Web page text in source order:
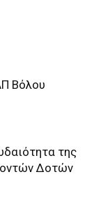
Βόλου
της
Δοτών